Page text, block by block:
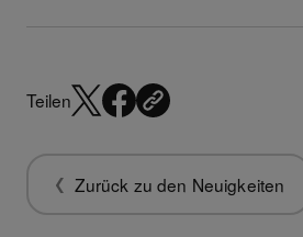
Teilen
Zurück zu den Neuigkeiten